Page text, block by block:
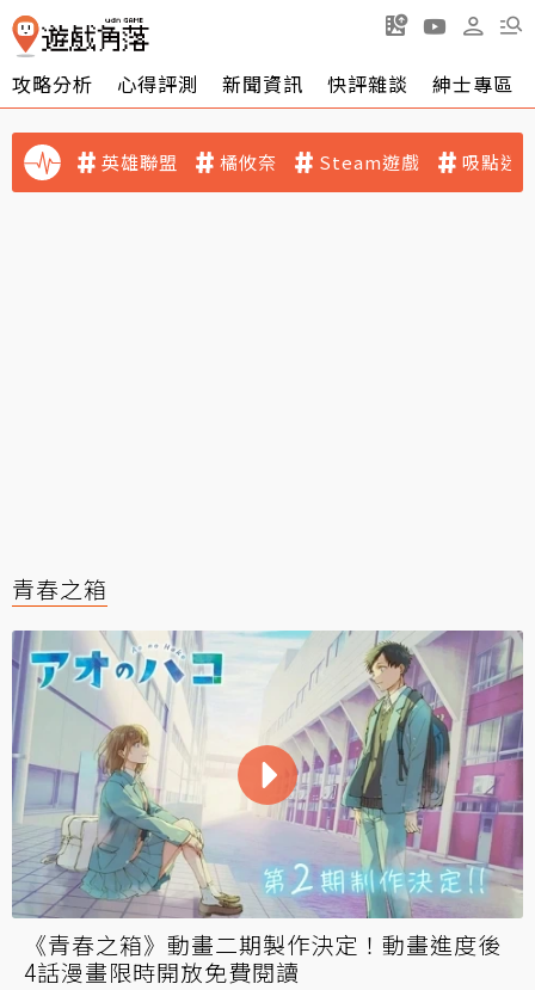
攻略分析 心得評測 新聞資訊 快評雜談 紳士專區
英雄聯盟 橘攸奈 Steam遊戲 吸點迷
青春之箱
《青春之箱》動畫二期製作決定！動畫進度後
4話漫畫限時開放免費閱讀